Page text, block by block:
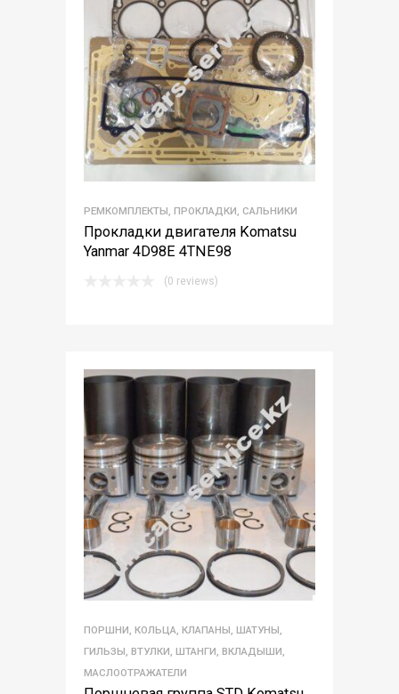
РЕМКОМПЛЕКТЫ, ПРОКЛАДКИ, САЛЬНИКИ
Прокладки двигателя Komatsu
Yanmar 4D98E 4TNE98
(0 reviews)
ПОРШНИ, КОЛЬЦА, КЛАПАНЫ, ШАТУНЫ,
ГИЛЬЗЫ, ВТУЛКИ, ШТАНГИ, ВКЛАДЫШИ,
МАСЛООТРАЖАТЕЛИ